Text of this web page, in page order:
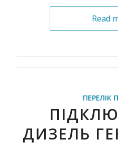
Read
ПЕРЕЛІК
ДИЗЕЛЬ